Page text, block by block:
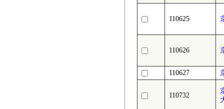
110625
110626
110627
110732